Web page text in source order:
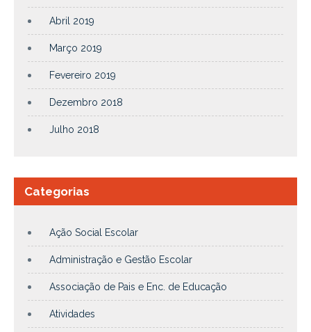
Abril 2019
Março 2019
Fevereiro 2019
Dezembro 2018
Julho 2018
Categorias
Ação Social Escolar
Administração e Gestão Escolar
Associação de Pais e Enc. de Educação
Atividades